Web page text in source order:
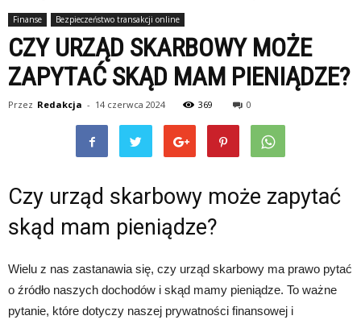
Finanse Bezpieczeństwo transakcji online
CZY URZĄD SKARBOWY MOŻE
ZAPYTAĆ SKĄD MAM PIENIĄDZE?
Przez Redakcja - 14 czerwca 2024 369 0
Czy urząd skarbowy może zapytać
skąd mam pieniądze?
Wielu z nas zastanawia się, czy urząd skarbowy ma prawo pytać
o źródło naszych dochodów i skąd mamy pieniądze. To ważne
pytanie, które dotyczy naszej prywatności finansowej i